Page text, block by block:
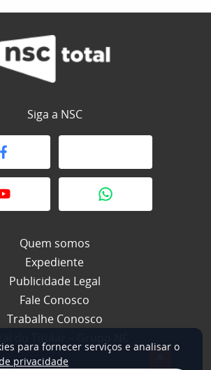
Siga a NSC
Quem somos
Expediente
Publicidade Legal
Fale Conosco
Trabalhe Conosco
para fornecer serviços e analisar o
privacidade